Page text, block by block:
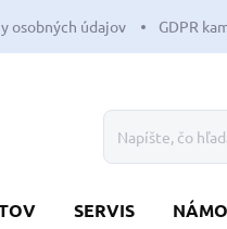
osobných údajov GDPR
SERVIS